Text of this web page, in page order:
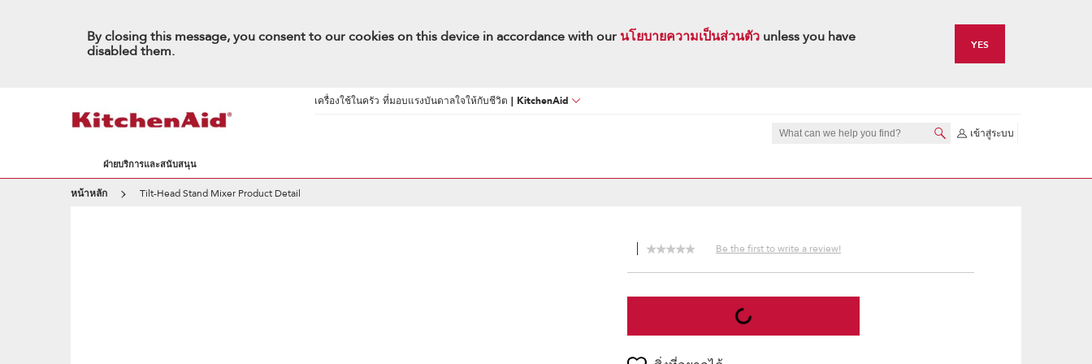
By closing this message, you consent to our cookies on this device in accordance with our นโยบายความเป็นส่วนตัว unless you have
disabled them.
YES
เครื่องใช้ในครัว ที่มอบแรงบันดาลใจให้กับชีวิต | KitchenAid
เข้าสู่ระบบ
ฝ่ายบริการและสนับสนุน
หน้าหลัก Tilt-Head Stand Mixer Product Detail
Be the first to write a review!